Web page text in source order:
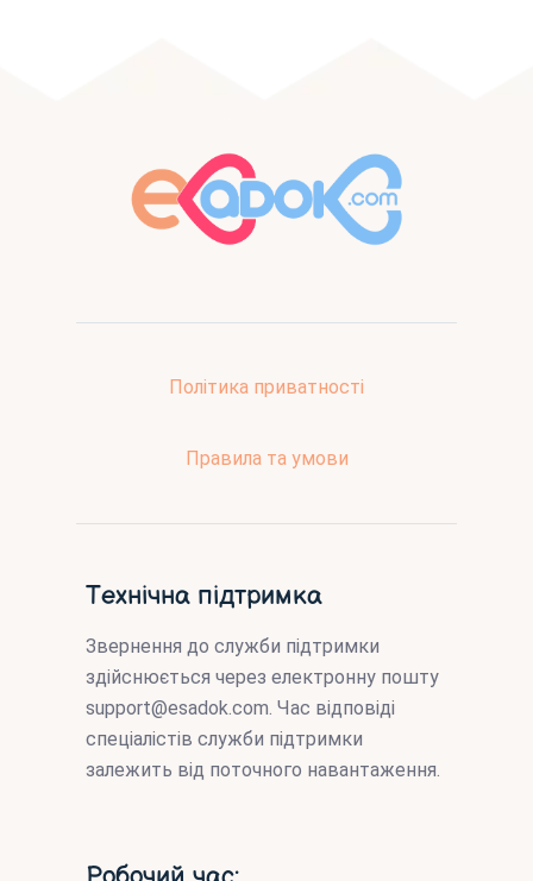
Політика приватності
Правила та умови
Технічна підтримка
Звернення до служби підтримки
здійснюється через електронну пошту
support@esadok.com. Час відповіді
спеціалістів служби підтримки
залежить від поточного навантаження.